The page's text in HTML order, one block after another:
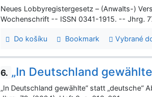
Neues Lobbyregistergesetz – (Anwalts-)
Wochenschrift -- ISSN 0341-1915. -- Jhrg.
Do košíku Bookmark Vybrané
6. „In Deutschland
„In Deutschland gewählte“ statt